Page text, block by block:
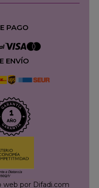
PAGO
ENVÍO
web por Difadi.com